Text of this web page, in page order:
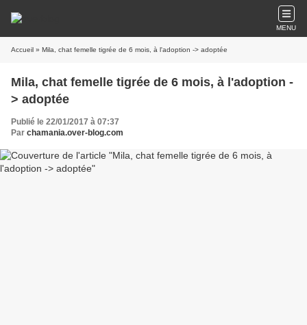
MENU
Accueil » Mila, chat femelle tigrée de 6 mois, à l'adoption -> adoptée
Mila, chat femelle tigrée de 6 mois, à l'adoption -
> adoptée
Publié le 22/01/2017 à 07:37
Par chamania.over-blog.com